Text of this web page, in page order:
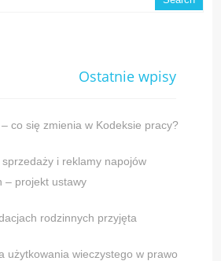
Ostatnie wpisy
co się zmienia w Kodeksie pracy?
i reklamy napojów
– projekt ustawy
rodzinnych przyjęta
użytkowania wieczystego w prawo